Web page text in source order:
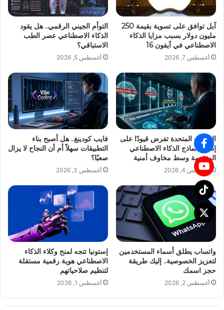
آبل توافق على تسوية بقيمة 250
مليون دولار بسبب مزايا الذكاء
الاصطناعي في آيفون 16
أغسطس 7, 2026
التوأم الجيني الرقمي.. هل يقود
الذكاء الاصطناعي عصر الطب
الاستباقي؟
أغسطس 5, 2026
الولايات المتحدة تفرض قيودًا على
إطلاق نماذج الذكاء الاصطناعي
المتقدمة وسط مخاوف أمنية
أغسطس 4, 2026
فايب كودينغ.. هل أصبح بناء
التطبيقات سهلاً أم أن النجاح لا يزال
صعبًا؟
أغسطس 3, 2026
واتساب يطلق أسماء المستخدمين
لتعزيز الخصوصية.. إليك طريقة
حجز اسمك
أغسطس 2, 2026
إستونيا تتجه لمنح وكلاء الذكاء
الاصطناعي هوية رقمية مستقلة
لتنظيم صلاحياتهم
أغسطس 1, 2026